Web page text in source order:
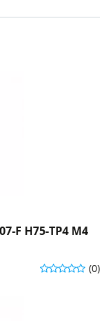
F H75-TP4 M4
(0)